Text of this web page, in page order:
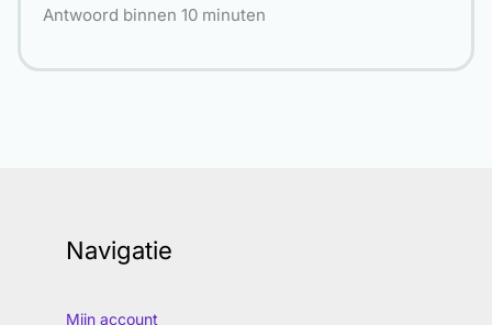
Antwoord binnen 10 minuten
Navigatie
Mijn account